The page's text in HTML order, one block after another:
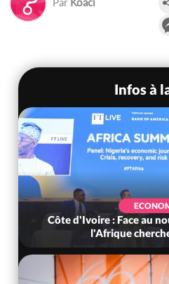
Infos à
Côte d'Ivoire : Face au
l'Afrique